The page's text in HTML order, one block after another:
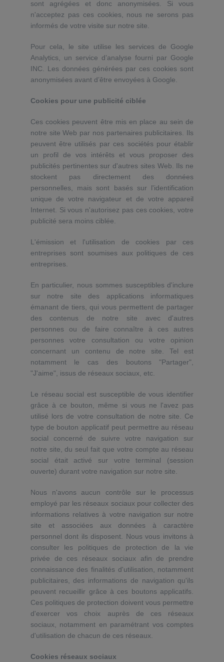
sont agrégées et donc anonymisées. Si vous
n'acceptez pas ces cookies, nous ne serons pas
informés de votre visite sur notre site.
Pour cela, le site utilise les services de Google
Analytics, un service d’analyse fourni par Google
INC. Les données générées par ces cookies sont
anonymisées avant d’être envoyées à Google.
Cookies pour une publicité ciblée
Ces cookies peuvent être mis en place au sein de
notre site Web par nos partenaires publicitaires. Ils
peuvent être utilisés par ces sociétés pour établir
un profil de vos intérêts et vous proposer des
publicités pertinentes sur d'autres sites Web. Ils ne
stockent pas directement des données
personnelles, mais sont basés sur l'identification
unique de votre navigateur et de votre appareil
Internet. Si vous n'autorisez pas ces cookies, votre
publicité sera moins ciblée.
L'émission et l'utilisation de cookies par ces
entreprises sont soumises aux politiques de ces
entreprises.
En particulier, nous sommes susceptibles d'inclure
sur notre site des applications informatiques
émanant de tiers, qui vous permettent de partager
des contenus de notre site avec d'autres
personnes ou de faire connaître à ces autres
personnes votre consultation ou votre opinion
concernant un contenu de notre site. Tel est
notamment le cas des boutons "Partager",
"J'aime", issus de réseaux sociaux, etc.
Le réseau social est susceptible de vous identifier
grâce à ce bouton, même si vous ne l'avez pas
utilisé lors de votre consultation de notre site. Ce
type de bouton applicatif peut permettre au réseau
social concerné de suivre votre navigation sur
notre site, du seul fait que votre compte au réseau
social était activé sur votre terminal (session
ouverte) durant votre navigation sur notre site.
Nous n'avons aucun contrôle sur le processus
employé par les réseaux sociaux pour collecter des
informations relatives à votre navigation sur notre
site et associées aux données à caractère
personnel dont ils disposent. Nous vous invitons à
consulter les politiques de protection de la vie
privée de ces réseaux sociaux afin de prendre
connaissance des finalités d'utilisation, notamment
publicitaires, des informations de navigation qu'ils
peuvent recueillir grâce à ces boutons applicatifs.
Ces politiques de protection doivent vous permettre
d'exercer vos choix auprès de ces réseaux
sociaux, notamment en paramétrant vos comptes
d'utilisation de chacun de ces réseaux.
Cookies réseaux sociaux